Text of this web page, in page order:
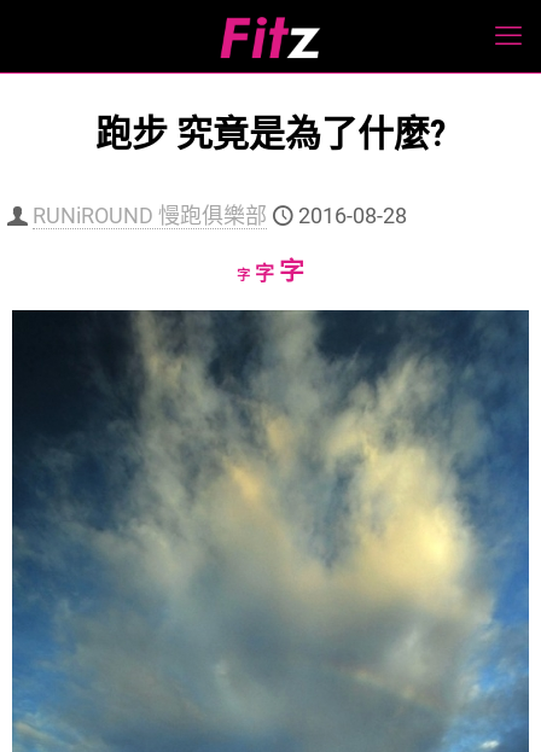
跑步 究竟是為了什麼?
RUNiROUND 慢跑俱樂部 2016-08-28
字Decrease
字Reset
字Increase
size.